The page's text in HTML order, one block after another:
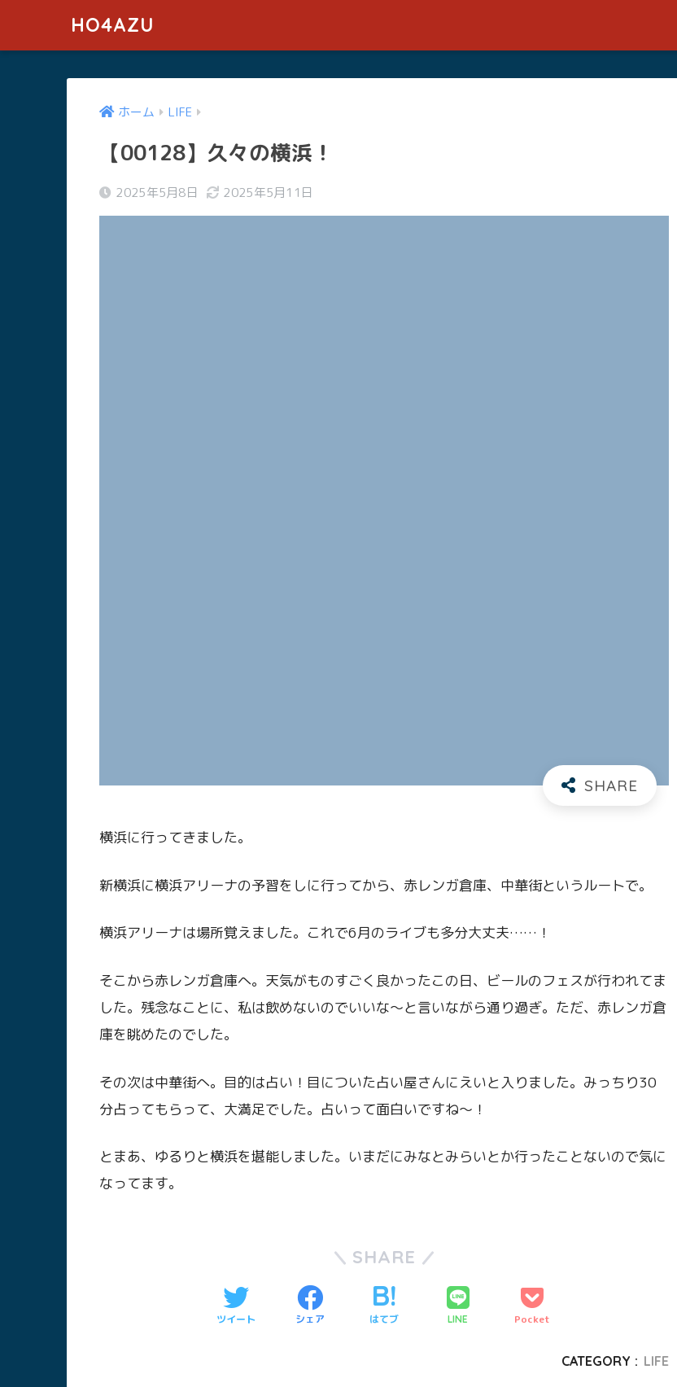
HO4AZU
ホーム LIFE
【00128】久々の横浜！
2025年5月8日 2025年5月11日
横浜に行ってきました。
新横浜に横浜アリーナの予習をしに行ってから、赤レンガ倉庫、中華街というルートで。
横浜アリーナは場所覚えました。これで6月のライブも多分大丈夫……！
そこから赤レンガ倉庫へ。天気がものすごく良かったこの日、ビールのフェスが行われてま
した。残念なことに、私は飲めないのでいいな〜と言いながら通り過ぎ。ただ、赤レンガ倉
庫を眺めたのでした。
その次は中華街へ。目的は占い！目についた占い屋さんにえいと入りました。みっちり30
分占ってもらって、大満足でした。占いって面白いですね〜！
とまあ、ゆるりと横浜を堪能しました。いまだにみなとみらいとか行ったことないので気に
なってます。
SHARE
ツイート シェア はてブ LINE Pocket
CATEGORY : LIFE